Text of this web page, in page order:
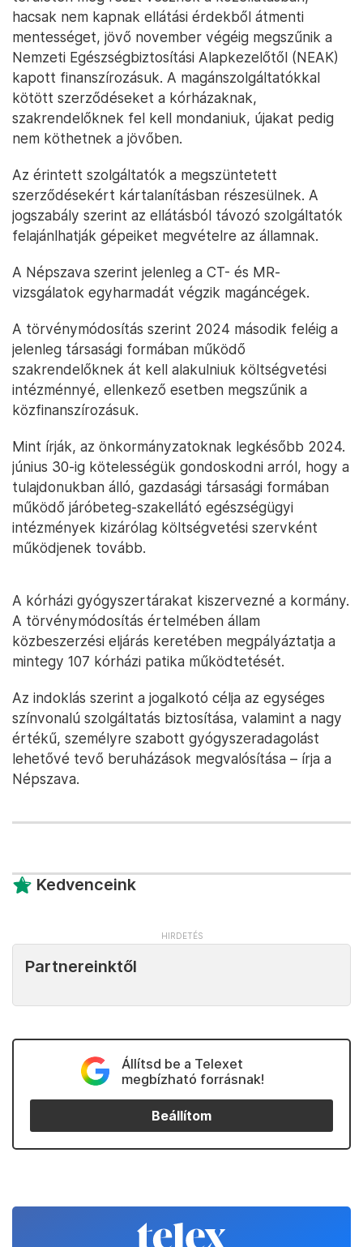
hacsak nem kapnak ellátási érdekből átmenti
mentességet, jövő november végéig megszűnik a
Nemzeti Egészségbiztosítási Alapkezelőtől (NEAK)
kapott finanszírozásuk. A magánszolgáltatókkal
kötött szerződéseket a kórházaknak,
szakrendelőknek fel kell mondaniuk, újakat pedig
nem köthetnek a jövőben.
Az érintett szolgáltatók a megszüntetett
szerződésekért kártalanításban részesülnek. A
jogszabály szerint az ellátásból távozó szolgáltatók
felajánlhatják gépeiket megvételre az államnak.
A Népszava szerint jelenleg a CT- és MR-
vizsgálatok egyharmadát végzik magáncégek.
A törvénymódosítás szerint 2024 második feléig a
jelenleg társasági formában működő
szakrendelőknek át kell alakulniuk költségvetési
intézménnyé, ellenkező esetben megszűnik a
közfinanszírozásuk.
Mint írják, az önkormányzatoknak legkésőbb 2024.
június 30-ig kötelességük gondoskodni arról, hogy a
tulajdonukban álló, gazdasági társasági formában
működő járóbeteg-szakellátó egészségügyi
intézmények kizárólag költségvetési szervként
működjenek tovább.
A kórházi gyógyszertárakat kiszervezné a kormány.
A törvénymódosítás értelmében állam
közbeszerzési eljárás keretében megpályáztatja a
mintegy 107 kórházi patika működtetését.
Az indoklás szerint a jogalkotó célja az egységes
színvonalú szolgáltatás biztosítása, valamint a nagy
értékű, személyre szabott gyógyszeradagolást
lehetővé tevő beruházások megvalósítása – írja a
Népszava.
Kedvenceink
Partnereinktől
Állítsd be a Telexet
megbízható forrásnak!
Beállítom